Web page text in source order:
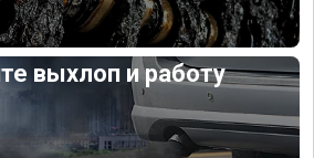
выхлоп и работу